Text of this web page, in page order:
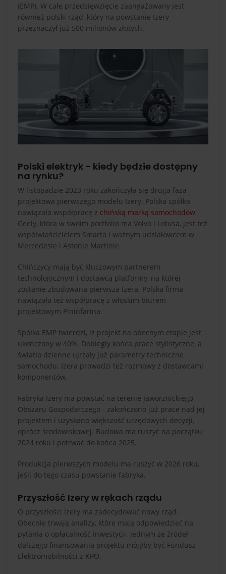
(EMP). W całe przedsięwzięcie zaangażowany jest
również polski rząd, który na powstanie Izery
przeznaczył już 500 milionów złotych.
Polski elektryk - kiedy będzie dostępny
na rynku?
W listopadzie 2023 roku zakończyła się druga faza
projektowa pierwszego modelu Izery. Polska spółka
nawiązała współpracę z chińską marką samochodów
Geely, która w swoim portfolio ma Volvo i Lotusa, jest też
współwłaścicielem Smarta i ważnym udziałowcem w
Mercedesie i Astonie Martinie.
Chińczycy mają być kluczowym partnerem
technologicznym i dostawcą platformy, na której
zostanie zbudowana pierwsza Izera. Polska firma
nawiązała też współpracę z włoskim biurem
projektowym Pininfarina.
Spółka EMP twierdzi, iż projekt na obecnym etapie jest
ukończony w 40%. Dobiegły końca prace stylistyczne, a
światło dzienne ujrzały już parametry techniczne
samochodu. Izera prowadzi też rozmowy z dostawcami
komponentów.
Fabryka Izery ma powstać na terenie Jaworznickiego
Obszaru Gospodarczego - zakończono już prace nad jej
projektem i uzyskano większość urzędowych decyzji,
oprócz środowiskowej. Budowa ma ruszyć na początku
2024 roku i potrwać do końca 2025.
Produkcja pierwszych modelu ma ruszyć w 2026 roku,
jeśli do tego czasu powstanie fabryka.
Przyszłość Izery w rękach rządu
O przyszłości Izery ma zadecydować nowy rząd.
Obecnie trwają analizy, które mają odpowiedzieć na
pytania o opłacalność inwestycji. Jednym ze źródeł
dalszego finansowania projektu mógłby być Fundusz
Elektromobilności z KPO.